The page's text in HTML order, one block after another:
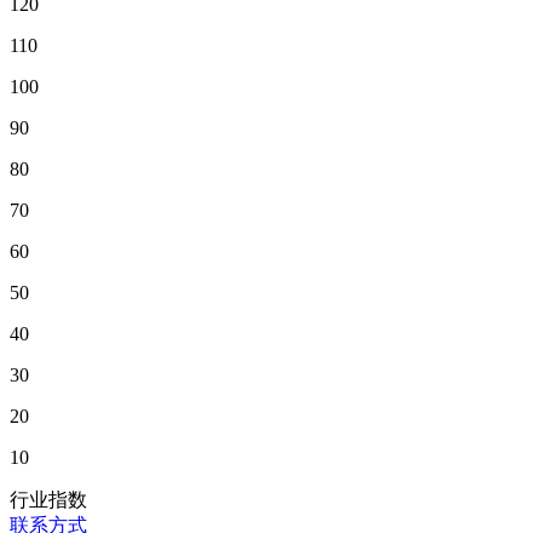
120
110
100
90
80
70
60
50
40
30
20
10
行业指数
联系方式